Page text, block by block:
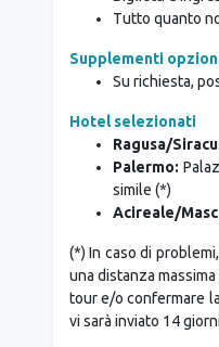
Carburante
Tariffe di
Biglietti aerei,
Tutto quanto
Supplementi
Su richiesta,
Ragusa/
Palermo:
simile (*)
Acireale/